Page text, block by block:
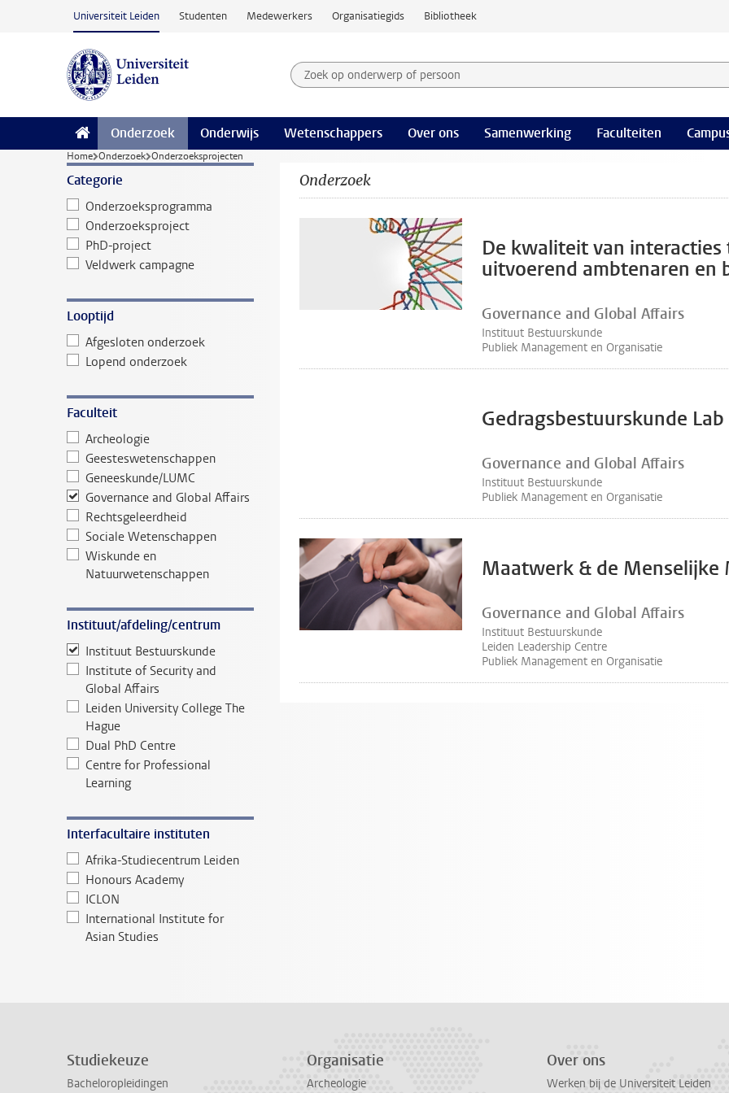
Ga naar hoofdinhoud
Universiteit Leiden Studenten Medewerkers Organisatiegids Bibliotheek
Zoek op onderwerp of persoon en selecteer categorie
Zoekterm
Onderzoek Onderwijs Wetenschappers Over ons Samenwerking Faculteiten
Home Onderzoek Onderzoeksprojecten
Categorie
Onderzoeksprogramma
Onderzoeksproject
PhD-project
Veldwerk campagne
Looptijd
Afgesloten onderzoek
Lopend onderzoek
Faculteit
Archeologie
Geesteswetenschappen
Geneeskunde/LUMC
Governance and Global Affairs
Rechtsgeleerdheid
Sociale Wetenschappen
Wiskunde en
Natuurwetenschappen
Instituut/afdeling/centrum
Instituut Bestuurskunde
Institute of Security and
Global Affairs
Leiden University College The
Hague
Dual PhD Centre
Centre for Professional
Learning
Interfacultaire instituten
Afrika-Studiecentrum Leiden
Honours Academy
ICLON
International Institute for
Asian Studies
Onderzoek
De kwaliteit van interacties
uitvoerend ambtenaren en
Governance and Global Affairs
Instituut Bestuurskunde
Publiek Management en Organisatie
Gedragsbestuurskunde Lab
Governance and Global Affairs
Instituut Bestuurskunde
Publiek Management en Organisatie
Maatwerk & de Menselijke
Governance and Global Affairs
Instituut Bestuurskunde
Leiden Leadership Centre
Publiek Management en Organisatie
Studiekeuze
Bacheloropleidingen
Organisatie
Archeologie
Over ons
Werken bij de Universiteit Leiden